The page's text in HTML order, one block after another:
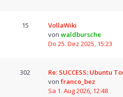
15
VollaWiki
von waldbursche
Do 25. Dez 2025, 15:23
302
Re: SUCCESS: Ubuntu
von franco_bez
Sa 1. Aug 2026, 12:48